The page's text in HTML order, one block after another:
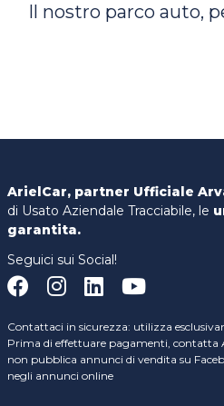
Il nostro parco auto,
ArielCar, partner Ufficiale
di Usato Aziendale Tracciabile, le
garantita.
Seguici sui Social!
Contattaci in sicurezza: utilizza
Prima di effettuare pagamenti, contatta
non pubblica annunci di vendita su
negli annunci online